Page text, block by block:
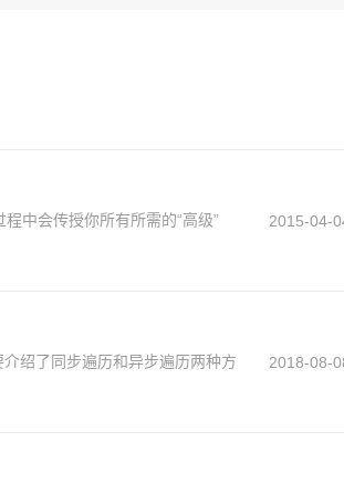
中会传授你所有所需的“高级”
2015-04-
绍了同步遍历和异步遍历两种方
2018-08-